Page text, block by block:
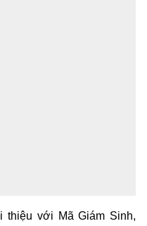
với Mã Giám Sinh,